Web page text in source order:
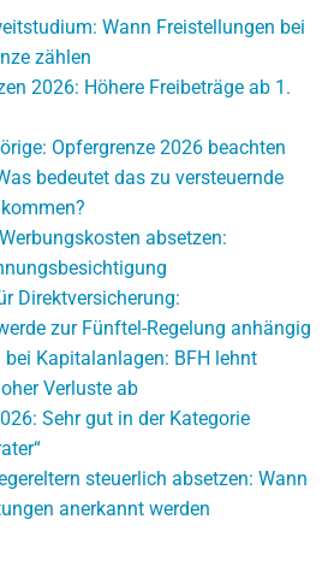
Wann Freistellungen bei
zählen
2026: Höhere Freibeträge ab 1.
Opfergrenze 2026 beachten
bedeutet das zu versteuernde
absetzen:
Direktversicherung:
zur Fünftel-Regelung anhängig
Kapitalanlagen: BFH lehnt
Verluste ab
Sehr gut in der Kategorie
steuerlich absetzen: Wann
anerkannt werden